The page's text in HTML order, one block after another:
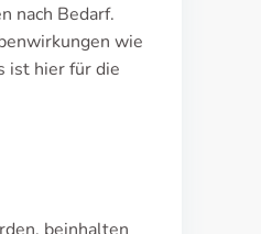
nach Bedarf.
wie
ist hier für die